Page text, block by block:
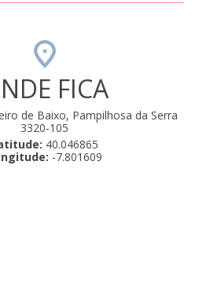
FICA
de Baixo, Pampilhosa da Serra
3320-105
40.046865
-7.801609